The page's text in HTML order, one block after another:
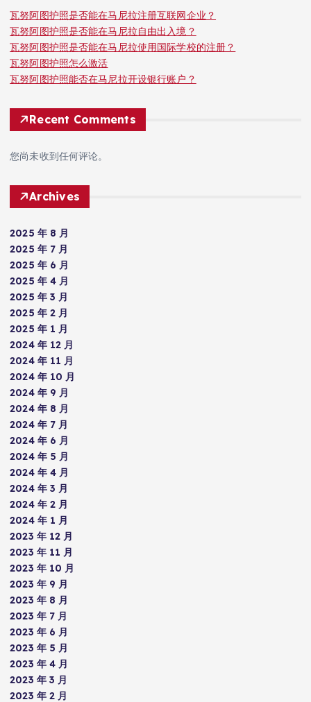
瓦努阿图护照是否能在马尼拉注册互联网企业？
瓦努阿图护照是否能在马尼拉自由出入境？
瓦努阿图护照是否能在马尼拉使用国际学校的注册？
瓦努阿图护照怎么激活
瓦努阿图护照能否在马尼拉开设银行账户？
Recent Comments
您尚未收到任何评论。
Archives
2025 年 8 月
2025 年 7 月
2025 年 6 月
2025 年 4 月
2025 年 3 月
2025 年 2 月
2025 年 1 月
2024 年 12 月
2024 年 11 月
2024 年 10 月
2024 年 9 月
2024 年 8 月
2024 年 7 月
2024 年 6 月
2024 年 5 月
2024 年 4 月
2024 年 3 月
2024 年 2 月
2024 年 1 月
2023 年 12 月
2023 年 11 月
2023 年 10 月
2023 年 9 月
2023 年 8 月
2023 年 7 月
2023 年 6 月
2023 年 5 月
2023 年 4 月
2023 年 3 月
2023 年 2 月